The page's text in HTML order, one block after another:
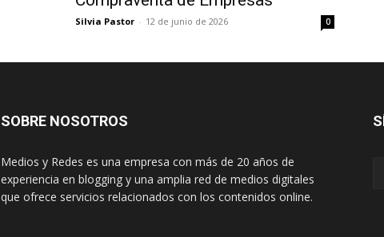
Silvia Pastor - 12 de junio de 2026 0
SOBRE NOSOTROS
Medios y Redes es una empresa con más de 20 años de
experiencia en blogging y una amplia red de medios digitales
que ofrece servicios relacionados con los contenidos online.